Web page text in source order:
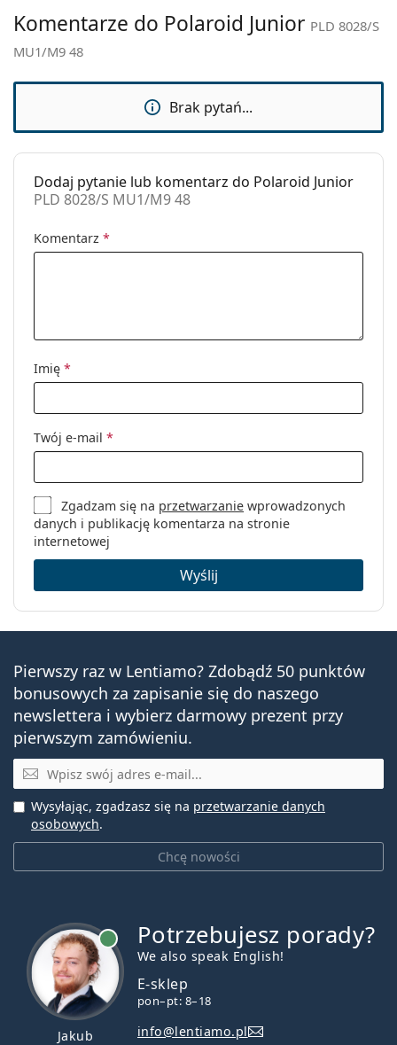
Marka:
Polaroid
Zastosowanie:
Kod:
PLD 8028/S MU1/M9 48
Komentarze do Polaroid Junior PLD 8028/S
MU1/M9 48
Brak pytań...
Dodaj pytanie lub komentarz do Polaroid Junior
PLD 8028/S MU1/M9 48
Komentarz *
Imię *
Twój e-mail *
Zgadzam się na przetwarzanie wprowadzonych
danych i publikację komentarza na stronie
internetowej
Wyślij
Pierwszy raz w Lentiamo? Zdobądź 50 punktów
bonusowych za zapisanie się do naszego
newslettera i wybierz darmowy prezent przy
pierwszym zamówieniu.
E-mail
Chcę nowości
Wysyłając, zgadzasz się na przetwarzanie danych
osobowych.
Jakub
Potrzebujesz porady?
We also speak English!
E-sklep
pon–pt: 8–18
info@lentiamo.pl